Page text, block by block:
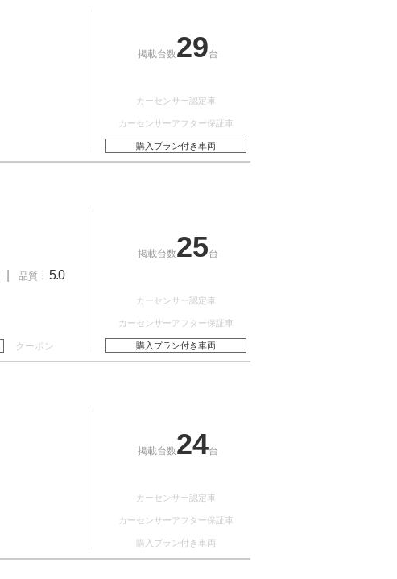
掲載台数29台
カーセンサー認定車
カーセンサーアフター保証車
購入プラン付き車両
品質： 5.0
クーポン
掲載台数25台
カーセンサー認定車
カーセンサーアフター保証車
購入プラン付き車両
掲載台数24台
カーセンサー認定車
カーセンサーアフター保証車
購入プラン付き車両